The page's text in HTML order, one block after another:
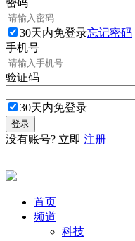
密码
30天内免登录忘记密码
手机号
验证码
30天内免登录
没有账号? 立即 注册
首页
频道
科技